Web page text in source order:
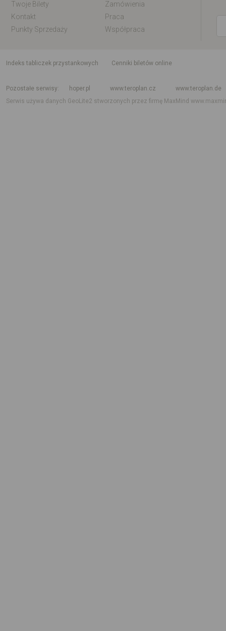
Twoje Bilety
Zamówienia
Kontakt
Praca
Punkty Sprzedaży
Współpraca
indeks tabliczek przystankowych
Cenniki biletów online
Pozostałe serwisy
hoper.pl www.teroplan.cz
www.teroplan.de
Serwis używa danych GeoLite2 stworzonych przez firmę MaxMind